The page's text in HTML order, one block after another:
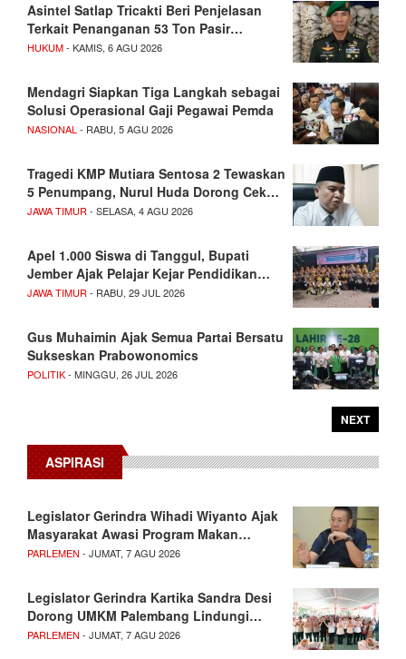
Asintel Satlap Tricakti Beri Penjelasan
Terkait Penanganan 53 Ton Pasir…
HUKUM- KAMIS, 6 AGU 2026
Mendagri Siapkan Tiga Langkah sebagai
Solusi Operasional Gaji Pegawai Pemda
NASIONAL - RABU, 5 AGU 2026
Tragedi KMP Mutiara Sentosa 2 Tewaskan
5 Penumpang, Nurul Huda Dorong Cek…
JAWA TIMUR - SELASA, 4 AGU 2026
Apel 1.000 Siswa di Tanggul, Bupati
Jember Ajak Pelajar Kejar Pendidikan…
JAWA TIMUR - RABU, 29 JUL 2026
Gus Muhaimin Ajak Semua Partai Bersatu
Sukseskan Prabowonomics
POLITIK- MINGGU, 26 JUL 2026
NEXT
ASPIRASI
Legislator Gerindra Wihadi Wiyanto Ajak
Masyarakat Awasi Program Makan…
PARLEMEN - JUMAT, 7 AGU 2026
Legislator Gerindra Kartika Sandra Desi
Dorong UMKM Palembang Lindungi…
PARLEMEN - JUMAT, 7 AGU 2026